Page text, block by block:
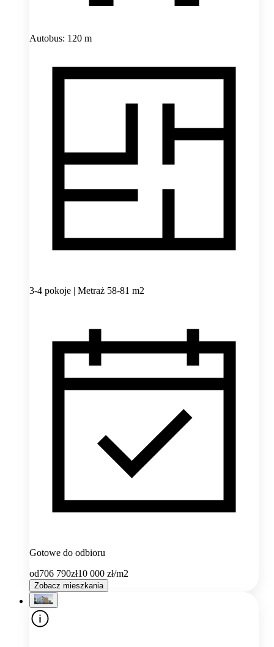
Autobus: 120 m
3-4 pokoje | Metraż 58-81 m2
Gotowe do odbioru
od706 790zł10 000 zł/m2
Zobacz mieszkania